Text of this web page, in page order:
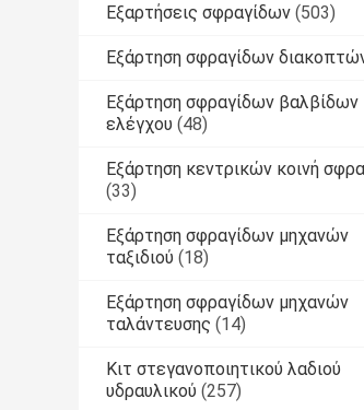
Εξαρτήσεις σφραγίδων (503)
Εξάρτηση σφραγίδων
Εξάρτηση σφραγίδων βαλβίδων
ελέγχου (48)
Εξάρτηση κεντρικών κοινή
(33)
Εξάρτηση σφραγίδων μηχανών
ταξιδιού (18)
Εξάρτηση σφραγίδων μηχανών
ταλάντευσης (14)
Κιτ στεγανοποιητικού λαδιού
υδραυλικού (257)